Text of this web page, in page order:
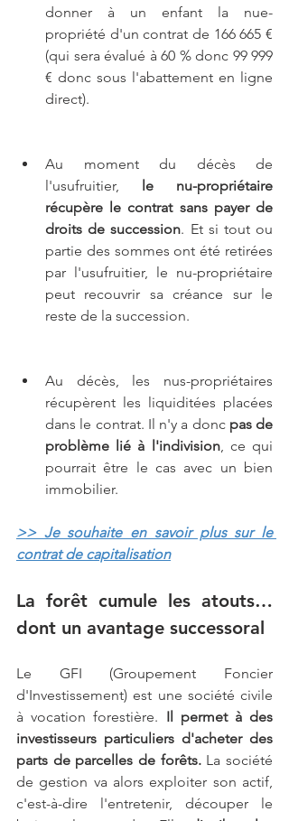
donner à un enfant la nue-
propriété d'un contrat de 166 665 €
(qui sera évalué à 60 % donc 99 999
€ donc sous l'abattement en ligne
direct).
Au moment du décès de
l'usufruitier, le nu-propriétaire
récupère le contrat sans payer de
droits de succession. Et si tout ou
partie des sommes ont été retirées
par l'usufruitier, le nu-propriétaire
peut recouvrir sa créance sur le
reste de la succession.
Au décès, les nus-propriétaires
récupèrent les liquiditées placées
dans le contrat. Il n'y a donc pas de
problème lié à l'indivision, ce qui
pourrait être le cas avec un bien
immobilier.
>> Je souhaite en savoir plus sur le
contrat de capitalisation
La forêt cumule les atouts…
dont un avantage successoral
Le GFI (Groupement Foncier
d'Investissement) est une société civile
à vocation forestière. Il permet à des
investisseurs particuliers d'acheter des
parts de parcelles de forêts. La société
de gestion va alors exploiter son actif,
c'est-à-dire l'entretenir, découper le